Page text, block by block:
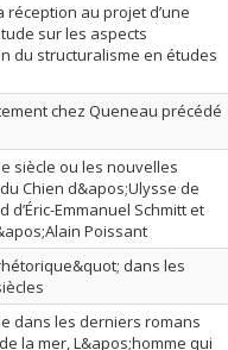
réception au projet d’une
sur les aspects
du structuralisme en études
chez Queneau précédé
siècle ou les nouvelles
Chien d&apos;Ulysse de
d’Éric-Emmanuel Schmitt et
Poissant
dans les
dans les derniers romans
la mer, L&apos;homme qui